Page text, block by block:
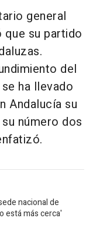
general
que su partido
del
ha llevado
Andalucía su
número dos
nacional de
está más cerca'